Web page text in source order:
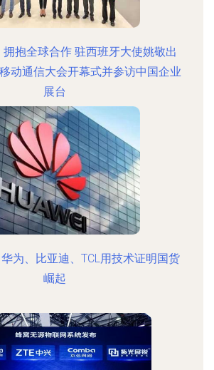
抱全球合作 驻西班牙大使姚敬出
动通信大会开幕式并参访中国企业
展台
为、比亚迪、TCL用技术证明国货
崛起